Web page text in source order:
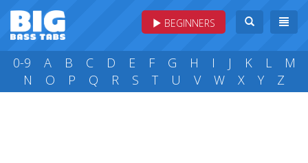
BEGINNERS
0-9 A B C D E F G H I J K L
M
N
O P Q R S T U V W X Y Z